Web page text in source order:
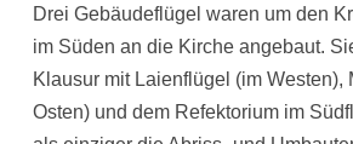
Drei Gebäudeflügel waren um den
im Süden an die Kirche angebaut.
Klausur mit Laienflügel (im Westen),
Osten) und dem Refektorium im